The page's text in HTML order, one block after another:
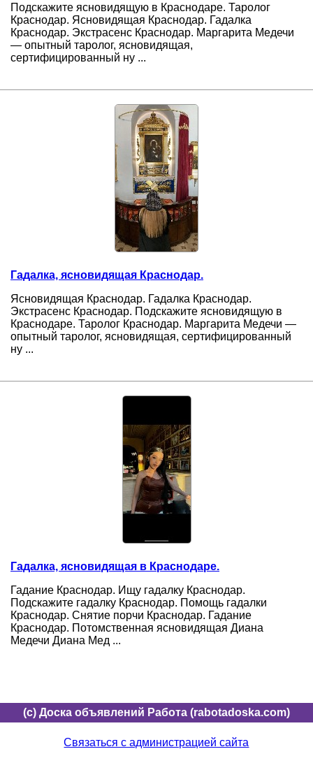
Подскажите ясновидящую в Краснодаре. Таролог
Краснодар. Ясновидящая Краснодар. Гадалка
Краснодар. Экстрасенс Краснодар. Маргарита Медечи
— опытный таролог, ясновидящая,
сертифицированный ну ...
Гадалка, ясновидящая Краснодар.
Ясновидящая Краснодар. Гадалка Краснодар.
Экстрасенс Краснодар. Подскажите ясновидящую в
Краснодаре. Таролог Краснодар. Маргарита Медечи —
опытный таролог, ясновидящая, сертифицированный
ну ...
Гадалка, ясновидящая в Краснодаре.
Гадание Краснодар. Ищу гадалку Краснодар.
Подскажите гадалку Краснодар. Помощь гадалки
Краснодар. Снятие порчи Краснодар. Гадание
Краснодар. Потомственная ясновидящая Диана
Медечи Диана Мед ...
(c) Доска объявлений Работа (rabotadoska.com)
Связаться с администрацией сайта